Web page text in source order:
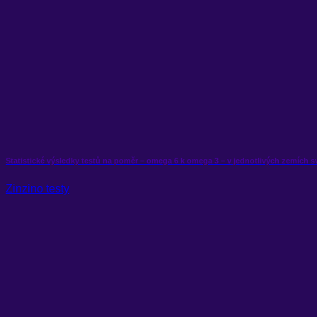
Statistické výsledky testů na poměr – omega 6 k omega 3 – v jednotlivých zemích
Zinzino testy